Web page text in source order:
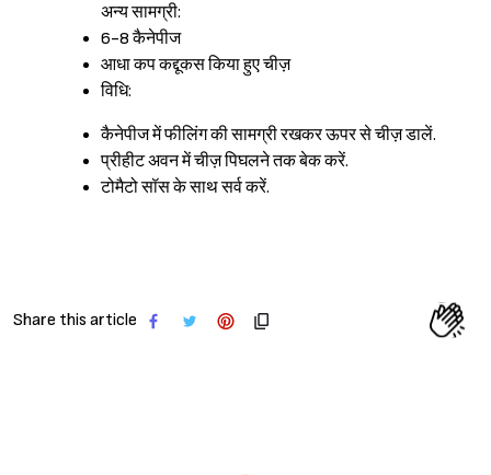
Sign in
अन्य सामग्री:
6-8 कैनेपीज
आधा कप कद्दूकस किया हुए चीज़
विधि:
कैनेपीज में फीलिंग की सामग्री रखकर ऊपर से चीज़ डालें.
प्रीहीट अवन में चीज़ पिघलने तक बेक करें.
टोमैटो सॉस के साथ सर्व करें.
Share this article